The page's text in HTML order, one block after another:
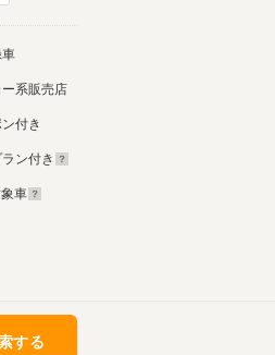
ー系販売店
付き
ン付き
車
する